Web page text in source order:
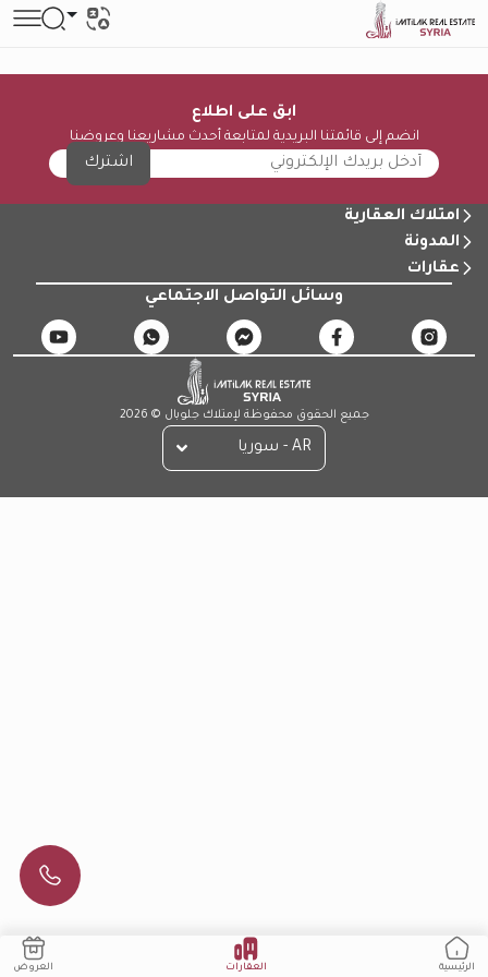
الرئيسية العقارات العروض
ابق على اطلاع
انضم إلى قائمتنا البريدية لمتابعة أحدث مشاريعنا وعروضنا
اشترك
امتلاك العقارية
المدونة
عقارات
وسائل التواصل الاجتماعي
جميع الحقوق محفوظة لإمتلاك جلوبال © 2026
AR - سوريا